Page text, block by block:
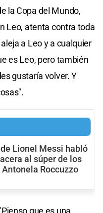
la Copa del Mundo,
Leo, atenta contra toda
a Leo y a cualquier
es Leo, pero también
gustaría volver. Y
Lionel Messi habló
al súper de los
Antonela Roccuzzo
que es una